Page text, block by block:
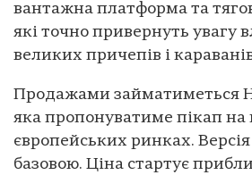
вантажна платформа та
які точно привернуть увагу
великих причепів і
Продажами займатиметься
яка пропонуватиме пікап на
європейських ринках.
базовою. Ціна стартує